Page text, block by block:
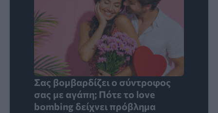
Σας βομβαρδίζει ο σύντροφος
σας με αγάπη; Πότε το love
bombing δείχνει πρόβλημα